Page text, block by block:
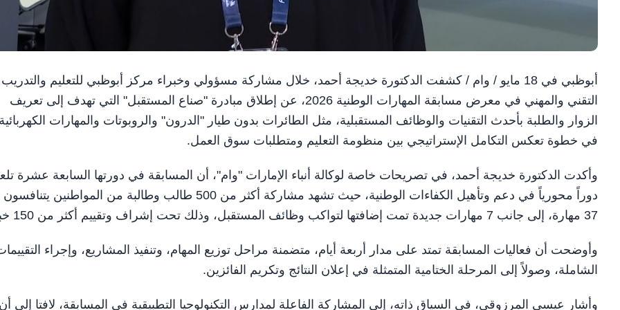
أبوظبي في 18 مايو / وام / كشفت الدكتورة خديجة أحمد، خلال مشاركة مسؤولي وخبراء مركز أبوظبي للتعليم والتدريب
التقني والمهني في معرض مسابقة المهارات الوطنية 2026، عن إطلاق مبادرة "صناع المستقبل" التي تهدف إلى تعريف
الزوار والطلبة بأحدث التقنيات والوظائف المستقبلية، مثل الطائرات بدون طيار "الدرون" والروبوتات والمهارات
في خطوة تعكس التكامل الإستراتيجي بين منظومة التعليم ومتطلبات سوق العمل.
وأكدت الدكتورة خديجة أحمد، في تصريحات خاصة لوكالة أنباء الإمارات "وام"، أن المسابقة في دورتها السابعة عشرة
دوراً محورياً في دعم وتأهيل الكفاءات الوطنية، حيث تشهد مشاركة أكثر من 500 طالب وطالبة من المواطنين
37 مهارة، إلى جانب 7 مهارات جديدة تمت إضافتها لتواكب وظائف المستقبل، وذلك تحت إشراف وتقييم أكثر من 150 خبيراً.
وأوضحت أن فعاليات المسابقة تمتد على مدار أربعة أيام، متضمنة مراحل توزيع المهام، وتنفيذ المشاريع، وإجراء
الشاملة، وصولاً إلى المرحلة الختامية المتمثلة في إعلان النتائج وتكريم الفائزين.
وأشار عيسى المرزوقي، في السياق ذاته، إلى المشاركة الفاعلة لمدارس التكنولوجيا التطبيقية في المسابقة، لافتا إلى أن